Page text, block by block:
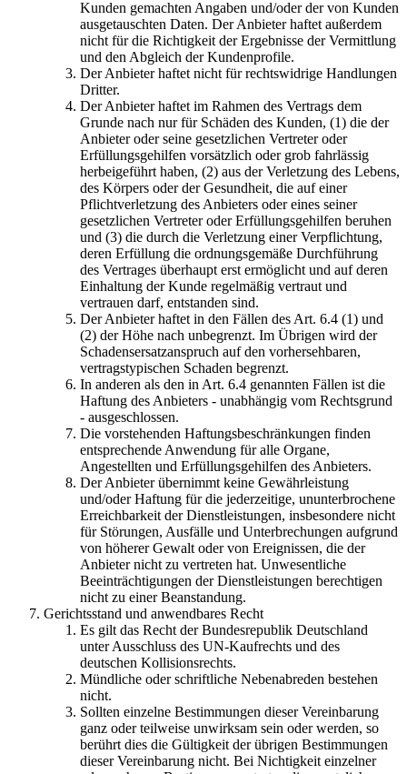
Kunden gemachten Angaben und/oder der von Kunden
ausgetauschten Daten. Der Anbieter haftet außerdem
nicht für die Richtigkeit der Ergebnisse der Vermittlung
und den Abgleich der Kundenprofile.
Der Anbieter haftet nicht für rechtswidrige Handlungen
Dritter.
Der Anbieter haftet im Rahmen des Vertrags dem
Grunde nach nur für Schäden des Kunden, (1) die der
Anbieter oder seine gesetzlichen Vertreter oder
Erfüllungsgehilfen vorsätzlich oder grob fahrlässig
herbeigeführt haben, (2) aus der Verletzung des Lebens,
des Körpers oder der Gesundheit, die auf einer
Pflichtverletzung des Anbieters oder eines seiner
gesetzlichen Vertreter oder Erfüllungsgehilfen beruhen
und (3) die durch die Verletzung einer Verpflichtung,
deren Erfüllung die ordnungsgemäße Durchführung
des Vertrages überhaupt erst ermöglicht und auf deren
Einhaltung der Kunde regelmäßig vertraut und
vertrauen darf, entstanden sind.
Der Anbieter haftet in den Fällen des Art. 6.4 (1) und
(2) der Höhe nach unbegrenzt. Im Übrigen wird der
Schadensersatzanspruch auf den vorhersehbaren,
vertragstypischen Schaden begrenzt.
In anderen als den in Art. 6.4 genannten Fällen ist die
Haftung des Anbieters - unabhängig vom Rechtsgrund
- ausgeschlossen.
Die vorstehenden Haftungsbeschränkungen finden
entsprechende Anwendung für alle Organe,
Angestellten und Erfüllungsgehilfen des Anbieters.
Der Anbieter übernimmt keine Gewährleistung
und/oder Haftung für die jederzeitige, ununterbrochene
Erreichbarkeit der Dienstleistungen, insbesondere nicht
für Störungen, Ausfälle und Unterbrechungen aufgrund
von höherer Gewalt oder von Ereignissen, die der
Anbieter nicht zu vertreten hat. Unwesentliche
Beeinträchtigungen der Dienstleistungen berechtigen
nicht zu einer Beanstandung.
Gerichtsstand und anwendbares Recht
Es gilt das Recht der Bundesrepublik Deutschland
unter Ausschluss des UN-Kaufrechts und des
deutschen Kollisionsrechts.
Mündliche oder schriftliche Nebenabreden bestehen
nicht.
Sollten einzelne Bestimmungen dieser Vereinbarung
ganz oder teilweise unwirksam sein oder werden, so
berührt dies die Gültigkeit der übrigen Bestimmungen
dieser Vereinbarung nicht. Bei Nichtigkeit einzelner